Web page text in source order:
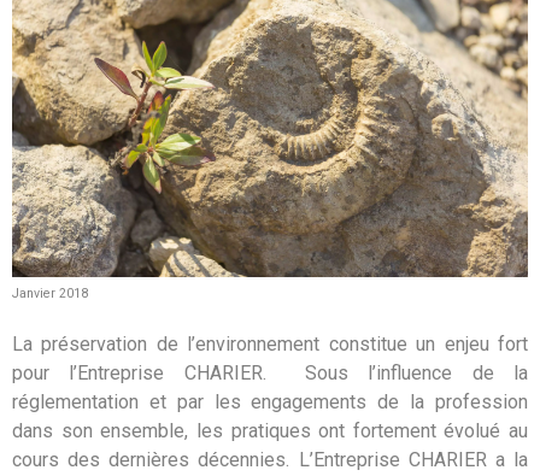
Janvier 2018
La préservation de l’environnement constitue un enjeu fort
pour l’Entreprise CHARIER. Sous l’influence de la
réglementation et par les engagements de la profession
dans son ensemble, les pratiques ont fortement évolué au
cours des dernières décennies. L’Entreprise CHARIER a la